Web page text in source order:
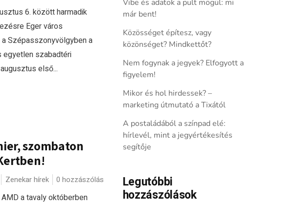
6. között harmadik
Eger város
Szépasszonyvölgyben a
egyetlen szabadtéri
első...
szombaton
Zenekar hírek 0 hozzászólás
a tavaly októberben
Vibe és adatok a pult mögül: mi
már bent!
Közösséget építesz, vagy
közönséget? Mindkettőt?
Nem fogynak a jegyek? Elfogyott a
figyelem!
Mikor és hol hirdessek? –
marketing útmutató a Tixától
A postaládából a színpad elé:
hírlevél, mint a jegyértékesítés
segítője
Legutóbbi
hozzászólások